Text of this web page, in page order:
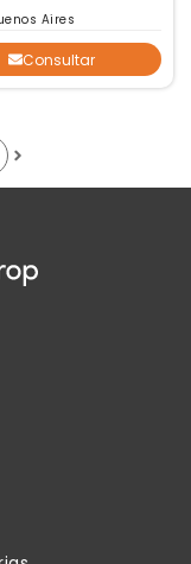
Aires
Consultar